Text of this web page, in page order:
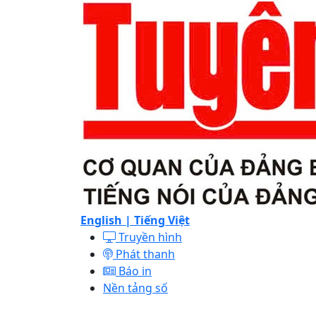
English | Tiếng Việt
Truyền hình
Phát thanh
Báo in
Nền tảng số